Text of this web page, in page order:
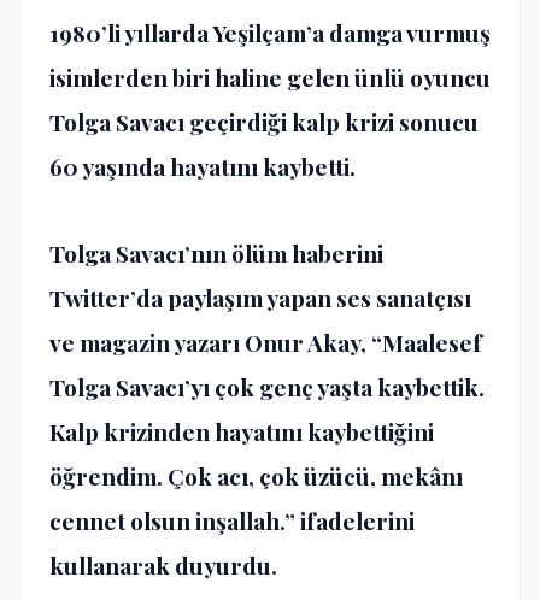
1980’li yıllarda Yeşilçam’a damga vurmuş
isimlerden biri haline gelen ünlü oyuncu
Tolga Savacı geçirdiği kalp krizi sonucu
60 yaşında hayatını kaybetti.
Tolga Savacı’nın ölüm haberini
Twitter’da paylaşım yapan ses sanatçısı
ve magazin yazarı Onur Akay, “Maalesef
Tolga Savacı’yı çok genç yaşta kaybettik.
Kalp krizinden hayatını kaybettiğini
öğrendim. Çok acı, çok üzücü, mekânı
cennet olsun inşallah.” ifadelerini
kullanarak duyurdu.